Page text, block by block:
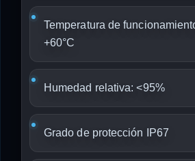
Temperatura de
+60°C
Humedad relativa: <95%
Grado de protección IP67